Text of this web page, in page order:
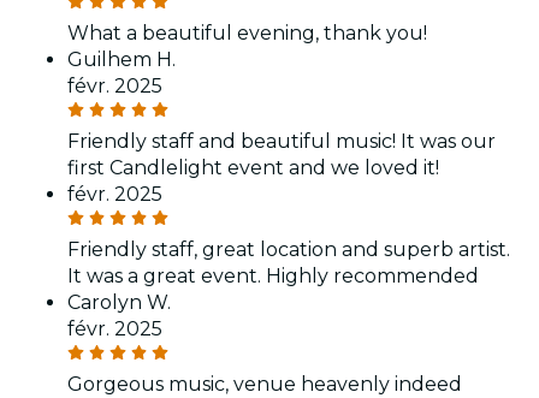
What a beautiful evening, thank you!
Guilhem H.
févr. 2025
Friendly staff and beautiful music! It was our
first Candlelight event and we loved it!
févr. 2025
Friendly staff, great location and superb artist.
It was a great event. Highly recommended
Carolyn W.
févr. 2025
Gorgeous music, venue heavenly indeed